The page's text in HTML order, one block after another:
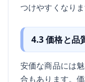
つけやすくなりま
4.3 価格と品
安価な商品には
合もあります。